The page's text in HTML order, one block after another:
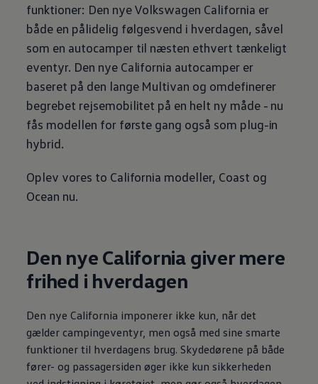
funktioner: Den nye Volkswagen California er
både en pålidelig følgesvend i hverdagen, såvel
som en autocamper til næsten ethvert tænkeligt
eventyr. Den nye California autocamper er
baseret på den lange Multivan og omdefinerer
begrebet rejsemobilitet på en helt ny måde - nu
fås modellen for første gang også som plug-in
hybrid.
Oplev vores to California modeller, Coast og
Ocean nu.
Den nye California giver mere
frihed i hverdagen
Den nye California imponerer ikke kun, når det
gælder campingeventyr, men også med sine smarte
funktioner til hverdagens brug. Skydedørene på både
fører- og passagersiden øger ikke kun sikkerheden